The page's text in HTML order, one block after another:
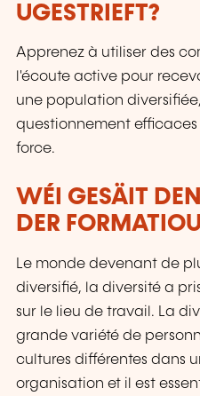
UGESTRIEFT?
Apprenez à utiliser des
l'écoute active pour
une population
questionnement
force.
WÉI GESÄIT
DER
Le monde devenant de
diversifié, la diversité a
sur le lieu de travail. La
grande variété de
cultures différentes dans
organisation et il est